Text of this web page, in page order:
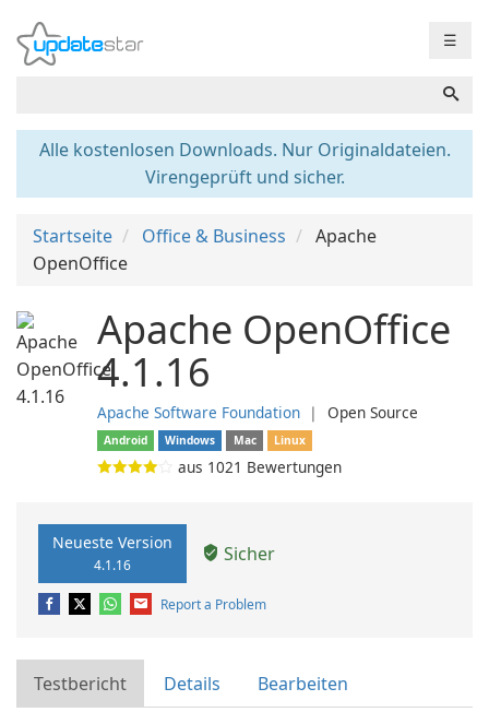
☰
Alle kostenlosen Downloads. Nur Originaldateien.
Virengeprüft und sicher.
Startseite Office & Business
Apache
OpenOffice
Apache OpenOffice
4.1.16
Apache Software Foundation ❘ Open Source
Android Windows Mac Linux
aus 1021 Bewertungen
Neueste Version
4.1.16 Sicher
Report a Problem
Testbericht Details Bearbeiten